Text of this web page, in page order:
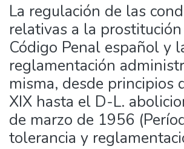
Communities
&
Collections
All of DSpace
Statistics
La regulación de las
relativas a la
Código Penal español y
reglamentación
misma, desde principios
XIX hasta el D-L.
de marzo de 1956
tolerancia y